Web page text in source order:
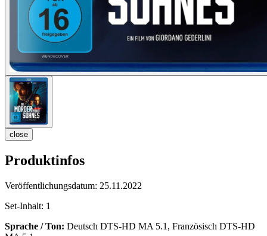
close
Produktinfos
Veröffentlichungsdatum: 25.11.2022
Set-Inhalt: 1
Sprache / Ton: Deutsch DTS-HD MA 5.1, Französisch DTS-HD